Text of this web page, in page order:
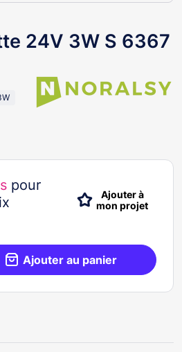
24V 3W S 6367
pour
Ajouter à
mon projet
Ajouter au panier